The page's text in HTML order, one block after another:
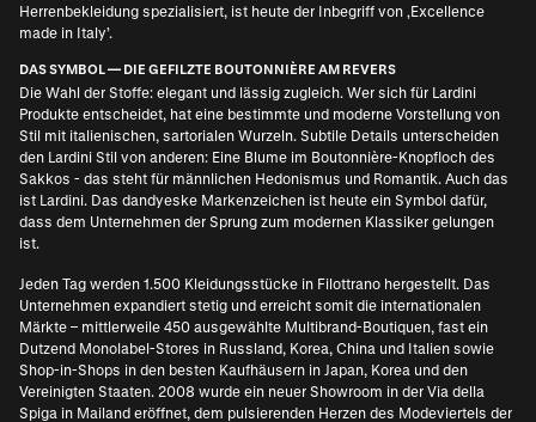
Herrenbekleidung spezialisiert, ist heute der Inbegriff von ‚Excellence
made in Italy’.
DAS SYMBOL — DIE GEFILZTE BOUTONNIÈRE AM REVERS
Die Wahl der Stoffe: elegant und lässig zugleich. Wer sich für Lardini
Produkte entscheidet, hat eine bestimmte und moderne Vorstellung von
Stil mit italienischen, sartorialen Wurzeln. Subtile Details unterscheiden
den Lardini Stil von anderen: Eine Blume im Boutonnière-Knopfloch des
Sakkos - das steht für männlichen Hedonismus und Romantik. Auch das
ist Lardini. Das dandyeske Markenzeichen ist heute ein Symbol dafür,
dass dem Unternehmen der Sprung zum modernen Klassiker gelungen
ist.
Jeden Tag werden 1.500 Kleidungsstücke in Filottrano hergestellt. Das
Unternehmen expandiert stetig und erreicht somit die internationalen
Märkte – mittlerweile 450 ausgewählte Multibrand-Boutiquen, fast ein
Dutzend Monolabel-Stores in Russland, Korea, China und Italien sowie
Shop-in-Shops in den besten Kaufhäusern in Japan, Korea und den
Vereinigten Staaten. 2008 wurde ein neuer Showroom in der Via della
Spiga in Mailand eröffnet, dem pulsierenden Herzen des Modeviertels der